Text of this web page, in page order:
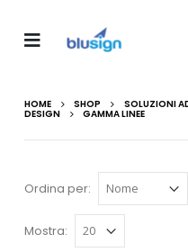
HOME SHOP SOLUZIONI
DESIGN GAMMA LINEE
Ordina per:
Mostra: